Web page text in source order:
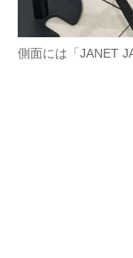
側面には「JANET